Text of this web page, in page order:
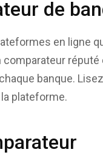
de
en ligne
comparateur
banque.
plateforme.